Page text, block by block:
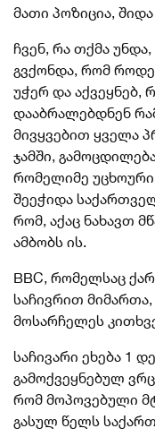
მათი პოზიცია,
ჩვენ, რა თქმა
გვქონდა, რომ
უჭერ და აქვეყნებ,
დააბრალებდნენ
მივყვებით ყველა
ჯამში,
რომელიმე
შეეჭიდა
რომ, აქაც ნახავთ
ამბობს ის.
BBC, რომელსაც
საჩივრით
მოსარჩელეს
საჩივარი ეხება 1
გამოქვეყნებულ
რომ მოპოვებული
გასულ წელს